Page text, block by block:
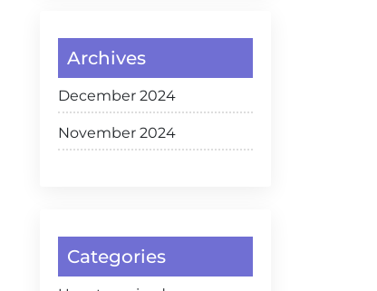
Archives
December 2024
November 2024
Categories